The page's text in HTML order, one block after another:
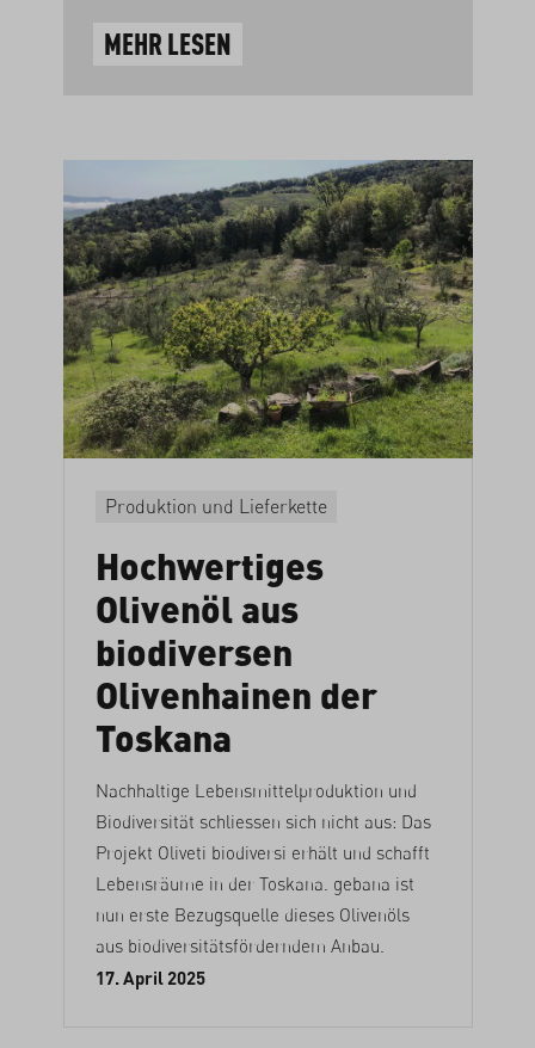
MEHR LESEN
Produktion und Lieferkette
Hochwertiges
Olivenöl aus
biodiversen
Olivenhainen der
Toskana
Nachhaltige Lebensmittelproduktion und
Biodiversität schliessen sich nicht aus: Das
Projekt Oliveti biodiversi erhält und schafft
Lebensräume in der Toskana. gebana ist
nun erste Bezugsquelle dieses Olivenöls
aus biodiversitätsförderndem Anbau.
17. April 2025